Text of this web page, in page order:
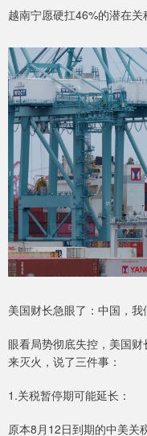
越南宁愿硬扛46%的潜在关
美国财长急眼了：中国，我
眼看局势彻底失控，美国
来灭火，说了三件事：
1.关税暂停期可能延长：
原本8月12日到期的中美关